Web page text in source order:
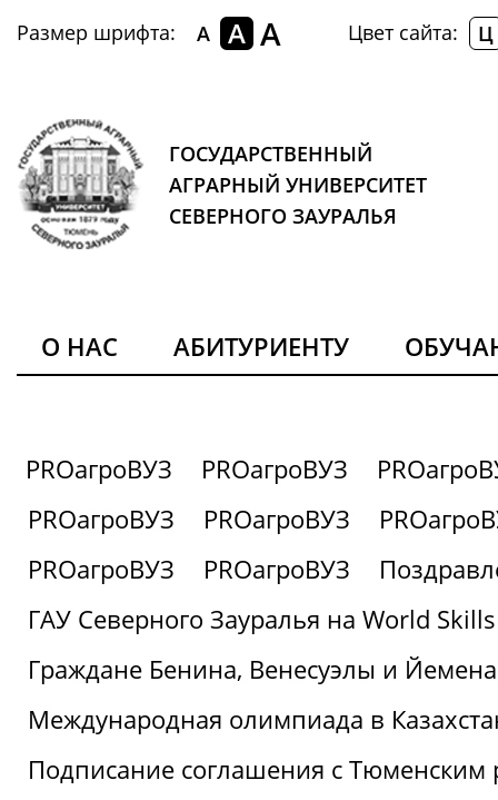
Размер шрифта: A A A Цвет сайта: Ц
ГОСУДАРСТВЕННЫЙ
АГРАРНЫЙ УНИВЕРСИТЕТ
СЕВЕРНОГО ЗАУРАЛЬЯ
О НАС АБИТУРИЕНТУ
PROагроВУЗ PROагроВУЗ
PROагроВУЗ
PROагроВУЗ
PROагроВУЗ
PROагроВУЗ
ГАУ Северного Зауралья на World
Граждане Бенина, Венесуэлы и
Международная олимпиада в
Подписание соглашения с Тюменским